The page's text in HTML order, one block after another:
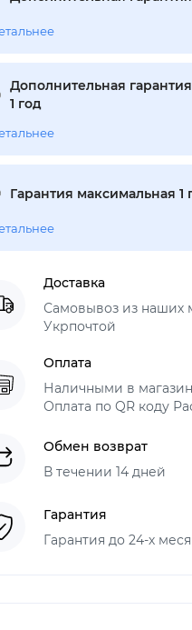
Дополнительная
1 год
Гарантия максимальная 1
Доставка
Самовывоз из наших
Укрпочтой
Оплата
Наличными в
Оплата по QR коду
Обмен возврат
В течении 14 дней
Гарантия
Гарантия до 24-х